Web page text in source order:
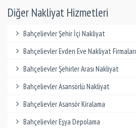
Diğer Nakliyat Hizmetleri
Bahçelievler Şehir İçi Nakliyat
Bahçelievler Evden Eve Nakliyat Firmaları
Bahçelievler Şehirler Arası Nakliyat
Bahçelievler Asansörlü Nakliyat
Bahçelievler Asansör Kiralama
Bahçelievler Eşya Depolama